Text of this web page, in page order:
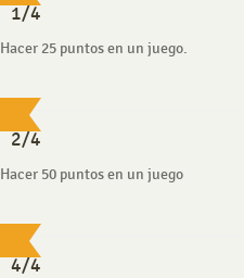
1/4
Hacer 25 puntos en un juego.
2/4
Hacer 50 puntos en un juego
4/4